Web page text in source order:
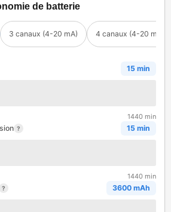
de batterie
3 canaux (4-20 mA) 4 canaux (4-20 mA)
15 min
1440 min
? 15 min
1440 min
? 3600 mAh